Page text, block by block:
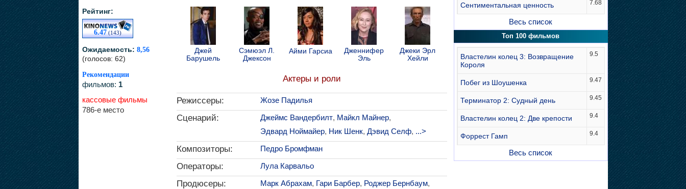
Рейтинг:
6.47(143)
Ожидаемость: 8,56
(голосов: 62)
Рекомендации
фильмов: 1
кассовые фильмы
786-е место
Джей
Барушель
Сэмюэл Л.
Джексон
Айми Гарсиа
Дженнифер
Эль
Джеки Эрл
Хейли
Актеры и роли
Режиссеры: Жозе Падилья
Сценарий: Джеймс Вандербилт, Майкл Майнер,
Эдвард Ноймайер, Ник Шенк, Дэвид Селф, ...>
Композиторы: Педро Бромфман
Операторы: Лула Карвальо
Продюсеры: Марк Абрахам, Гари Барбер, Роджер Бернбаум,
Сентиментальная ценность 7.68
Весь список
Топ 100 фильмов
Властелин колец 3: Возвращение
Короля
9.5
Побег из Шоушенка 9.47
Терминатор 2: Судный день 9.45
Властелин колец 2: Две крепости 9.4
Форрест Гамп 9.4
Весь список